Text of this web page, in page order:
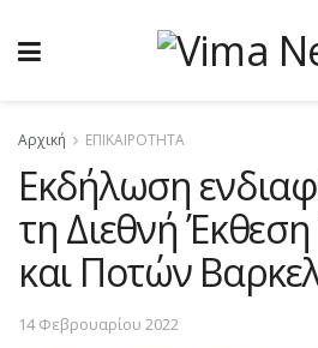
Αρχική ΕΠΙΚΑΙΡΟΤΗΤΑ
Εκδήλωση
τη Διεθνή
και Ποτών
14 Φεβρουαρίου 2022